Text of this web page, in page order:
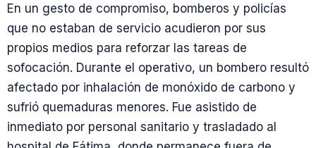
En un gesto de compromiso, bomberos y policías
que no estaban de servicio acudieron por sus
propios medios para reforzar las tareas de
sofocación. Durante el operativo, un bombero resultó
afectado por inhalación de monóxido de carbono y
sufrió quemaduras menores. Fue asistido de
inmediato por personal sanitario y trasladado al